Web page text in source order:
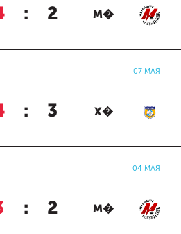
: 2 М�
07 МАЯ
: 3 Х�
04 МАЯ
: 2 М�